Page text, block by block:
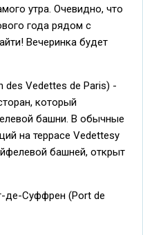
утра. Очевидно, что
года рядом с
Вечеринка будет
des Vedettes de Paris) -
который
башни. В обычные
на террасе Vedettesу
башней, открыт
де-Суффрен (Port de